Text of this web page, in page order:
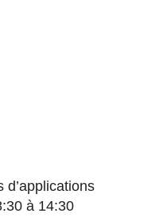
d’applications
à 14:30